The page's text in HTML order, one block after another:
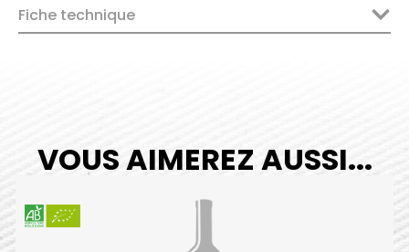
Vignes
Fiche technique
VOUS AIMEREZ AUSSI...